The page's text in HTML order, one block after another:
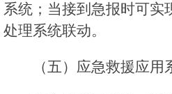
系统；当接到急报时可实
处理系统联动。
（五）应急救援应用